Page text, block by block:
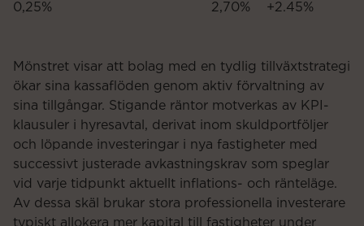
0,25% 2,70% +2.45%
Mönstret visar att bolag med en tydlig tillväxtstrategi
ökar sina kassaflöden genom aktiv förvaltning av
sina tillgångar. Stigande räntor motverkas av KPI-
klausuler i hyresavtal, derivat inom skuldportföljer
och löpande investeringar i nya fastigheter med
successivt justerade avkastningskrav som speglar
vid varje tidpunkt aktuellt inflations- och ränteläge.
Av dessa skäl brukar stora professionella investerare
typiskt allokera mer kapital till fastigheter under